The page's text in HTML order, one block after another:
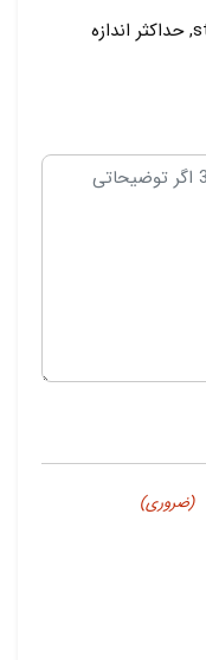
انواع فایل‌های مورد قبول : stl, obj, step, حداکثر اندازه
(ضروری)